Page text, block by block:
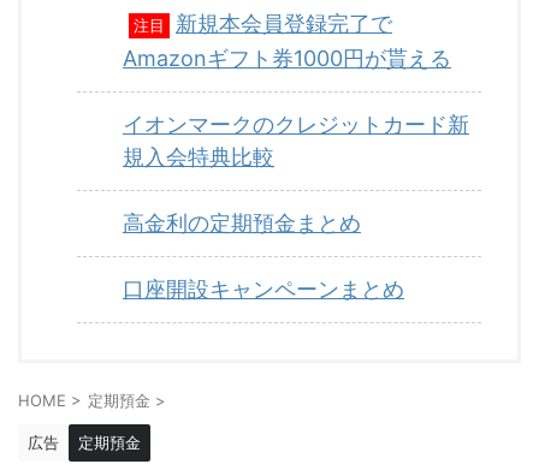
注目
新規本会員登録完了で
Amazonギフト券1000円が貰える
イオンマークのクレジットカード新
規入会特典比較
高金利の定期預金まとめ
口座開設キャンペーンまとめ
HOME > 定期預金 >
広告 定期預金